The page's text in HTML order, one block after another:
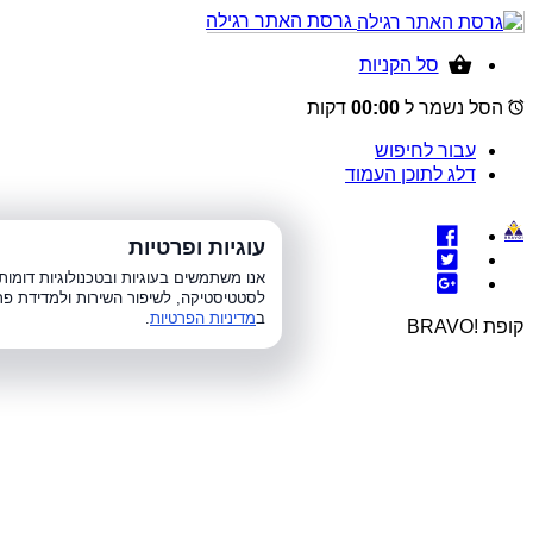
גרסת האתר רגילה
סל הקניות
הסל נשמר ל 00:00 דקות
עבור לחיפוש
דלג לתוכן העמוד
קופת !BRAVO
עוגיות ופרטיות
אנו משתמשים בעוגיות ובטכנולוגיות
לסטטיסטיקה, לשיפור השירות ולמדידת
במדיניות הפרטיות